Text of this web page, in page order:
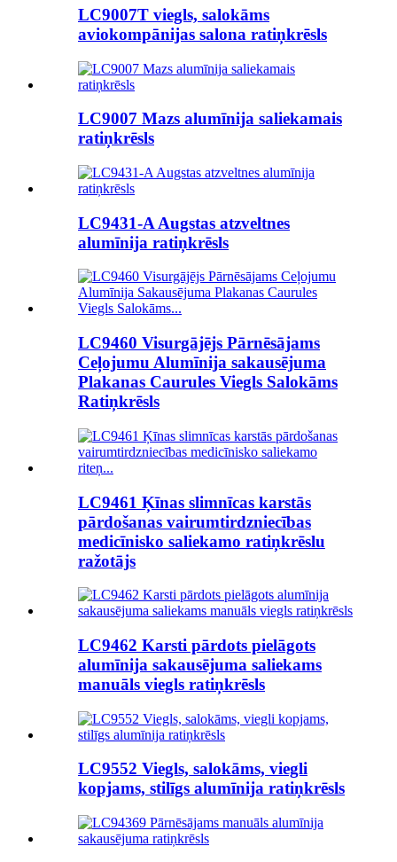
LC9007T viegls, salokāms
aviokompānijas salona ratiņkrēsls
LC9007 Mazs alumīnija saliekamais
ratiņkrēsls
LC9431-A Augstas atzveltnes
alumīnija ratiņkrēsls
LC9460 Visurgājējs Pārnēsājams
Ceļojumu Alumīnija sakausējuma
Plakanas Caurules Viegls Salokāms
Ratiņkrēsls
LC9461 Ķīnas slimnīcas karstās
pārdošanas vairumtirdzniecības
medicīnisko saliekamo ratiņkrēslu
ražotājs
LC9462 Karsti pārdots pielāgots
alumīnija sakausējuma saliekams
manuāls viegls ratiņkrēsls
LC9552 Viegls, salokāms, viegli
kopjams, stilīgs alumīnija ratiņkrēsls